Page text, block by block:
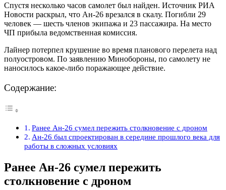
Спустя несколько часов самолет был найден. Источник РИА
Новости раскрыл, что Ан-26 врезался в скалу. Погибли 29
человек — шесть членов экипажа и 23 пассажира. На место
ЧП прибыла ведомственная комиссия.
Лайнер потерпел крушение во время планового перелета над
полуостровом. По заявлению Минобороны, по самолету не
наносилось какое-либо поражающее действие.
Содержание:
Ранее Ан-26 сумел пережить столкновение с дроном
Ан-26 был спроектирован в середине прошлого века для
работы в сложных условиях
Ранее Ан-26 сумел пережить
столкновение с дроном